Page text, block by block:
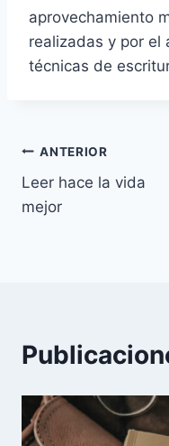
aprovechamiento
realizadas y por el
técnicas de
Navegación
de
ANTERIOR
Leer hace la vida
mejor